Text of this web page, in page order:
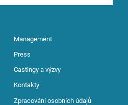
Management
Press
Castingy a výzvy
Kontakty
Zpracování osobních údajů